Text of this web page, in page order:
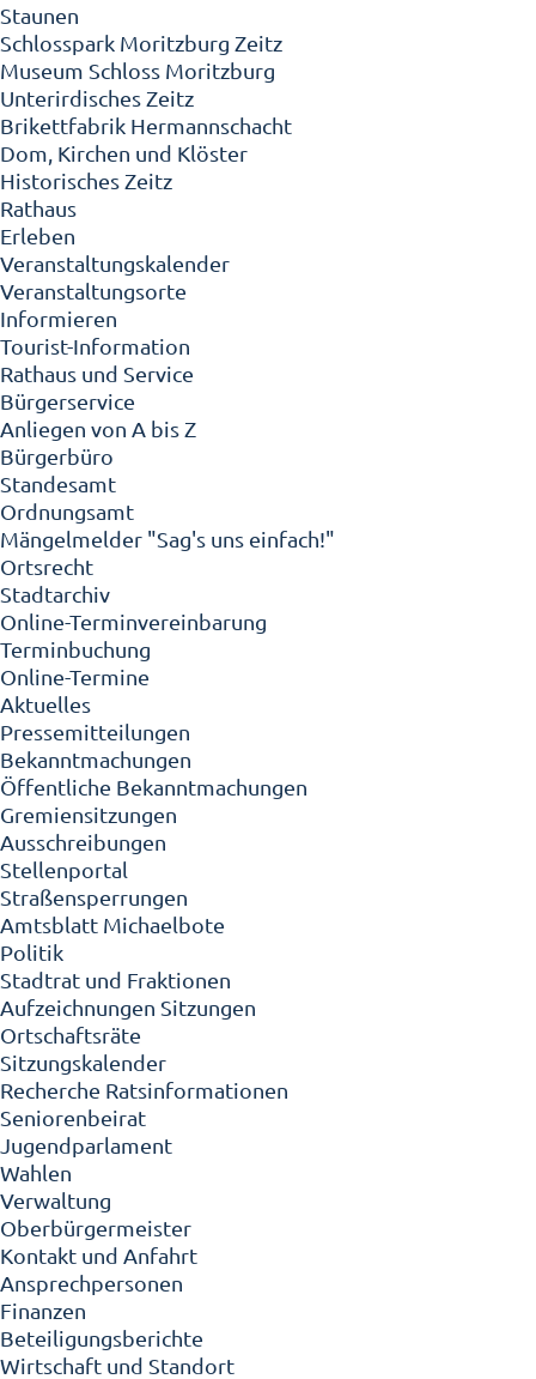
Staunen
Schlosspark Moritzburg Zeitz
Museum Schloss Moritzburg
Unterirdisches Zeitz
Brikettfabrik Hermannschacht
Dom, Kirchen und Klöster
Historisches Zeitz
Rathaus
Erleben
Veranstaltungskalender
Veranstaltungsorte
Informieren
Tourist-Information
Rathaus und Service
Bürgerservice
Anliegen von A bis Z
Bürgerbüro
Standesamt
Ordnungsamt
Mängelmelder "Sag's uns einfach!"
Ortsrecht
Stadtarchiv
Online-Terminvereinbarung
Terminbuchung
Online-Termine
Aktuelles
Pressemitteilungen
Bekanntmachungen
Öffentliche Bekanntmachungen
Gremiensitzungen
Ausschreibungen
Stellenportal
Straßensperrungen
Amtsblatt Michaelbote
Politik
Stadtrat und Fraktionen
Aufzeichnungen Sitzungen
Ortschaftsräte
Sitzungskalender
Recherche Ratsinformationen
Seniorenbeirat
Jugendparlament
Wahlen
Verwaltung
Oberbürgermeister
Kontakt und Anfahrt
Ansprechpersonen
Finanzen
Beteiligungsberichte
Wirtschaft und Standort